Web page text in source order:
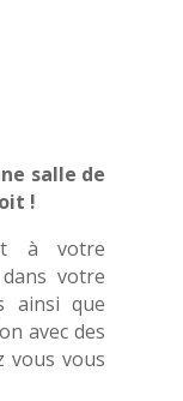
salle de
!
à votre
votre
ainsi que
avec des
vous vous